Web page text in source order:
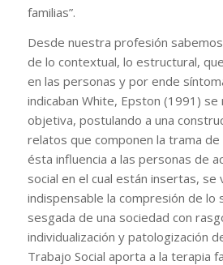
familias”.
Desde nuestra profesión
de lo contextual, lo estructural,
en las personas y por ende
indicaban White, Epston (1991) se
objetiva, postulando a una
relatos que componen la trama de
ésta influencia a las personas de
social en el cual están insertas, se
indispensable la compresión de lo
sesgada de una sociedad con
individualización y patologización
Trabajo Social aporta a la terapia